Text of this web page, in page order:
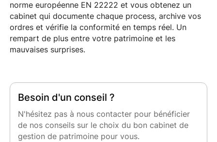
norme européenne EN 22222 et vous obtenez un
cabinet qui documente chaque process, archive vos
ordres et vérifie la conformité en temps réel. Un
rempart de plus entre votre patrimoine et les
mauvaises surprises.
Besoin d'un conseil ?
N'hésitez pas à nous contacter pour bénéficier
de nos conseils sur le choix du bon cabinet de
gestion de patrimoine pour vous.